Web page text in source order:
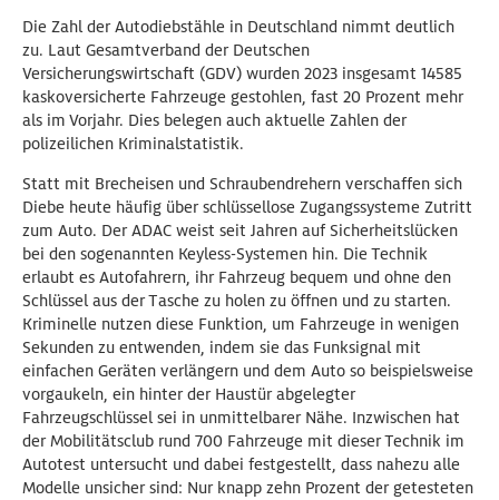
Die Zahl der Autodiebstähle in Deutschland nimmt deutlich
zu. Laut Gesamtverband der Deutschen
Versicherungswirtschaft (GDV) wurden 2023 insgesamt 14585
kaskoversicherte Fahrzeuge gestohlen, fast 20 Prozent mehr
als im Vorjahr. Dies belegen auch aktuelle Zahlen der
polizeilichen Kriminalstatistik.
Statt mit Brecheisen und Schraubendrehern verschaffen sich
Diebe heute häufig über schlüssellose Zugangssysteme Zutritt
zum Auto. Der ADAC weist seit Jahren auf Sicherheitslücken
bei den sogenannten Keyless-Systemen hin. Die Technik
erlaubt es Autofahrern, ihr Fahrzeug bequem und ohne den
Schlüssel aus der Tasche zu holen zu öffnen und zu starten.
Kriminelle nutzen diese Funktion, um Fahrzeuge in wenigen
Sekunden zu entwenden, indem sie das Funksignal mit
einfachen Geräten verlängern und dem Auto so beispielsweise
vorgaukeln, ein hinter der Haustür abgelegter
Fahrzeugschlüssel sei in unmittelbarer Nähe. Inzwischen hat
der Mobilitätsclub rund 700 Fahrzeuge mit dieser Technik im
Autotest untersucht und dabei festgestellt, dass nahezu alle
Modelle unsicher sind: Nur knapp zehn Prozent der getesteten